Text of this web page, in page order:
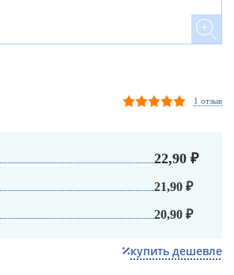
1 отзыв
22,90 ₽
21,90 ₽
20,90 ₽
купить дешевле